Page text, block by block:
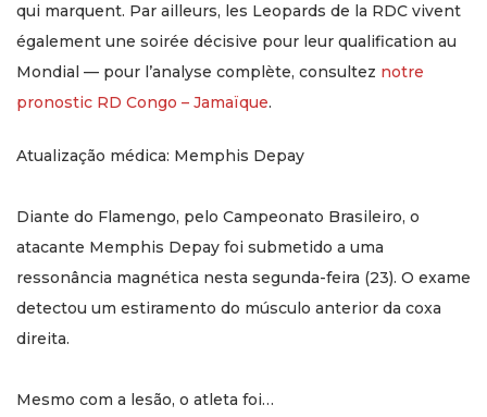
qui marquent. Par ailleurs, les Leopards de la RDC vivent
également une soirée décisive pour leur qualification au
Mondial — pour l’analyse complète, consultez notre
pronostic RD Congo – Jamaïque.
Atualização médica: Memphis Depay
Diante do Flamengo, pelo Campeonato Brasileiro, o
atacante Memphis Depay foi submetido a uma
ressonância magnética nesta segunda-feira (23). O exame
detectou um estiramento do músculo anterior da coxa
direita.
Mesmo com a lesão, o atleta foi…